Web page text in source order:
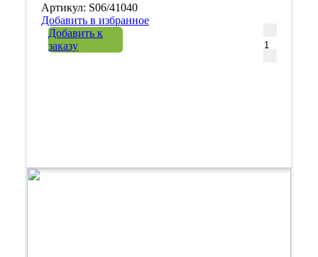
Артикул: S06/41040
Добавить в избранное
Добавить к
заказу